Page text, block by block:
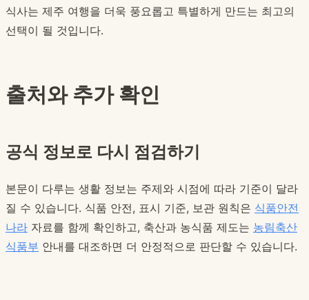
식사는 제주 여행을 더욱 풍요롭고 특별하게 만드는 최고의
선택이 될 것입니다.
출처와 추가 확인
공식 정보로 다시 점검하기
본문이 다루는 생활 정보는 주제와 시점에 따라 기준이 달라
질 수 있습니다. 식품 안전, 표시 기준, 보관 원칙은 식품안전
나라 자료를 함께 확인하고, 축산과 농식품 제도는 농림축산
식품부 안내를 대조하면 더 안정적으로 판단할 수 있습니다.